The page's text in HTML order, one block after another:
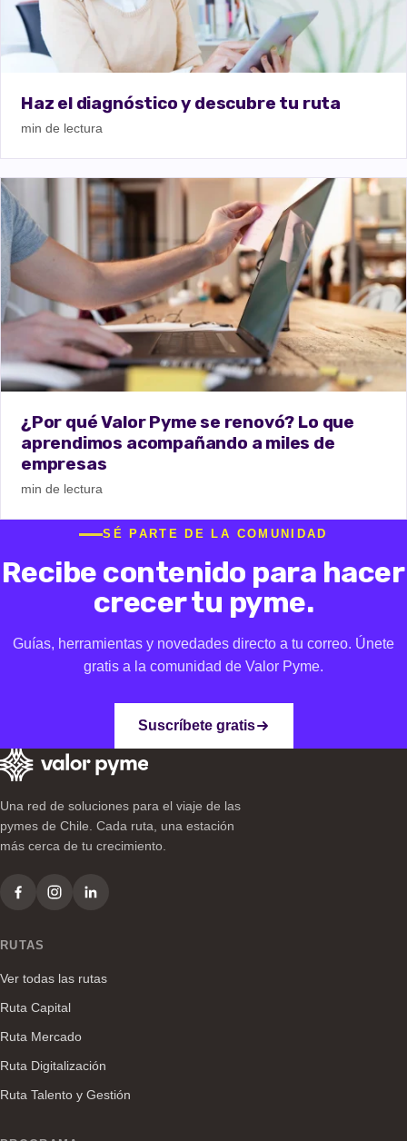
Haz el diagnóstico y descubre tu ruta
min de lectura
¿Por qué Valor Pyme se renovó? Lo que
aprendimos acompañando a miles de
empresas
min de lectura
SÉ PARTE DE LA COMUNIDAD
Recibe contenido para hacer
crecer tu pyme.
Guías, herramientas y novedades directo a tu correo. Únete
gratis a la comunidad de Valor Pyme.
Suscríbete gratis
Una red de soluciones para el viaje de las
pymes de Chile. Cada ruta, una estación
más cerca de tu crecimiento.
RUTAS
Ver todas las rutas
Ruta Capital
Ruta Mercado
Ruta Digitalización
Ruta Talento y Gestión